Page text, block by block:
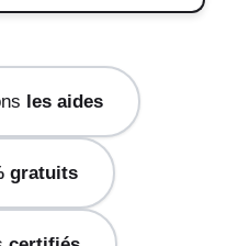
les aides
gratuits